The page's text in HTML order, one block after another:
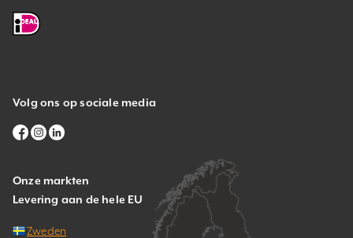
Volg ons op sociale media
Onze markten
Levering aan de hele EU
Zweden